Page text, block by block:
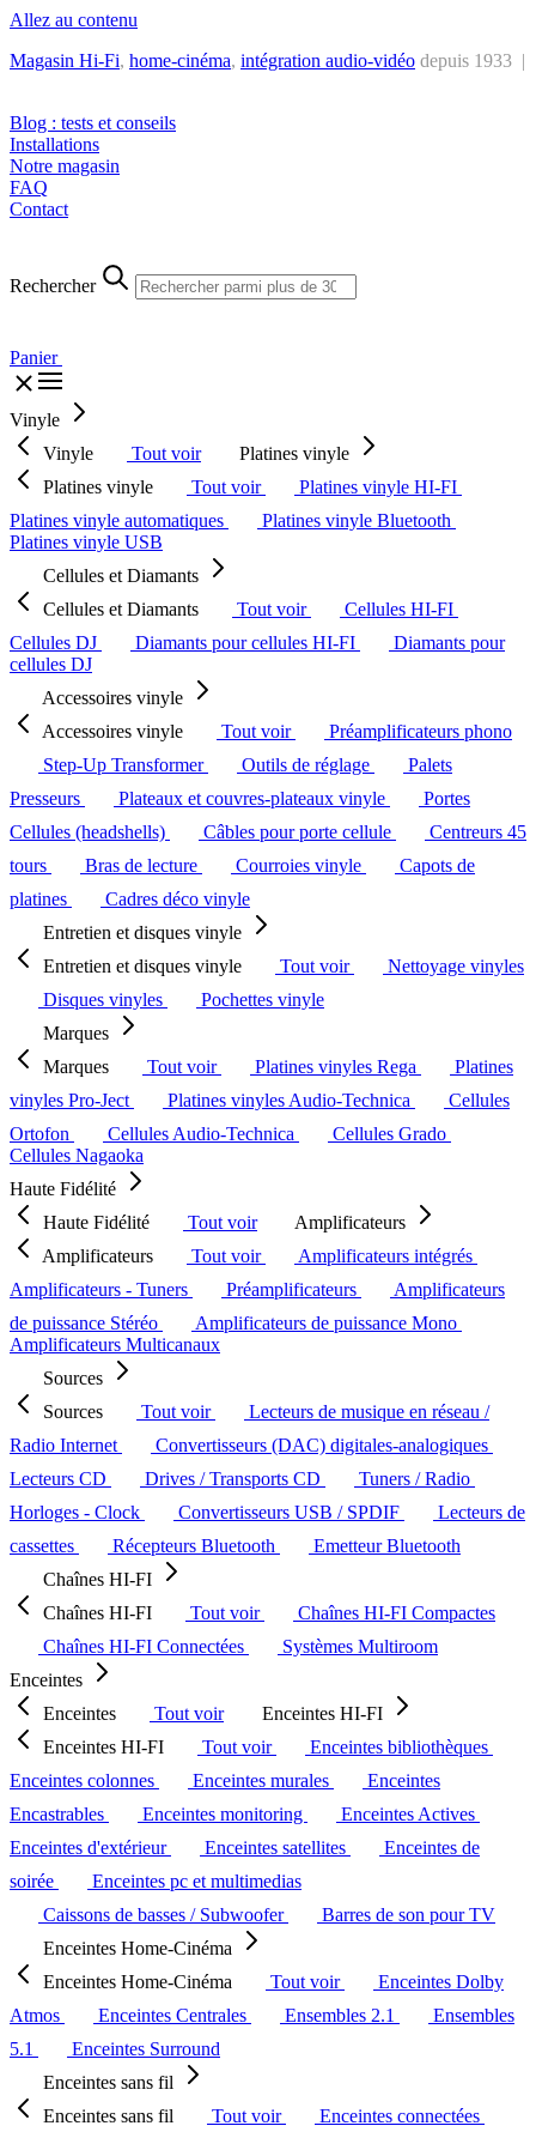
Allez au contenu
Magasin Hi-Fi, home-cinéma, intégration audio-vidéo depuis 1933 |
Blog : tests et conseils
Installations
Notre magasin
FAQ
Contact
Rechercher
Panier
Vinyle
Vinyle
Tout voir
Platines vinyle
Platines vinyle
Tout voir
Platines vinyle HI-FI
Platines vinyle automatiques
Platines vinyle Bluetooth
Platines vinyle USB
Cellules et Diamants
Cellules et Diamants
Tout voir
Cellules HI-FI
Cellules DJ
Diamants pour cellules HI-FI
Diamants pour
cellules DJ
Accessoires vinyle
Accessoires vinyle
Tout voir
Préamplificateurs phono
Step-Up Transformer
Outils de réglage
Palets
Presseurs
Plateaux et couvres-plateaux vinyle
Portes
Cellules (headshells)
Câbles pour porte cellule
Centreurs 45
tours
Bras de lecture Courroies vinyle
Capots de
platines
Cadres déco vinyle
Entretien et disques vinyle
Entretien et disques vinyle
Tout voir
Nettoyage vinyles
Disques vinyles
Pochettes vinyle
Marques
Marques
Tout voir Platines vinyles Rega
Platines
vinyles Pro-Ject
Platines vinyles Audio-Technica
Cellules
Ortofon
Cellules Audio-Technica
Cellules Grado
Cellules Nagaoka
Haute Fidélité
Haute Fidélité
Tout voir
Amplificateurs
Amplificateurs
Tout voir
Amplificateurs intégrés
Amplificateurs - Tuners
Préamplificateurs
Amplificateurs
de puissance Stéréo
Amplificateurs de puissance Mono
Amplificateurs Multicanaux
Sources
Sources
Tout voir
Lecteurs de musique en réseau /
Radio Internet
Convertisseurs (DAC) digitales-analogiques
Lecteurs CD
Drives / Transports CD
Tuners / Radio
Horloges - Clock
Convertisseurs USB / SPDIF
Lecteurs de
cassettes
Récepteurs Bluetooth
Emetteur Bluetooth
Chaînes HI-FI
Chaînes HI-FI
Tout voir
Chaînes HI-FI Compactes
Chaînes HI-FI Connectées
Systèmes Multiroom
Enceintes
Enceintes
Tout voir
Enceintes HI-FI
Enceintes HI-FI
Tout voir
Enceintes bibliothèques
Enceintes colonnes
Enceintes murales
Enceintes
Encastrables
Enceintes monitoring
Enceintes Actives
Enceintes d'extérieur
Enceintes satellites
Enceintes de
soirée
Enceintes pc et multimedias
Caissons de basses / Subwoofer
Barres de son pour TV
Enceintes Home-Cinéma
Enceintes Home-Cinéma
Tout voir
Enceintes Dolby
Atmos
Enceintes Centrales Ensembles 2.1
Ensembles
5.1
Enceintes Surround
Enceintes sans fil
Enceintes sans fil
Tout voir
Enceintes connectées